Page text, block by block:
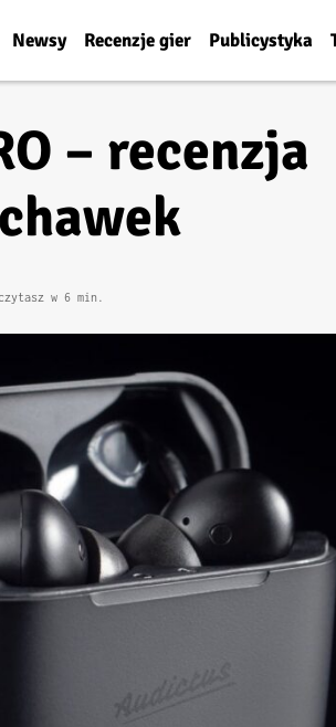
Newsy Recenzje gier Publicystyka
– recenzja
w 6 min.